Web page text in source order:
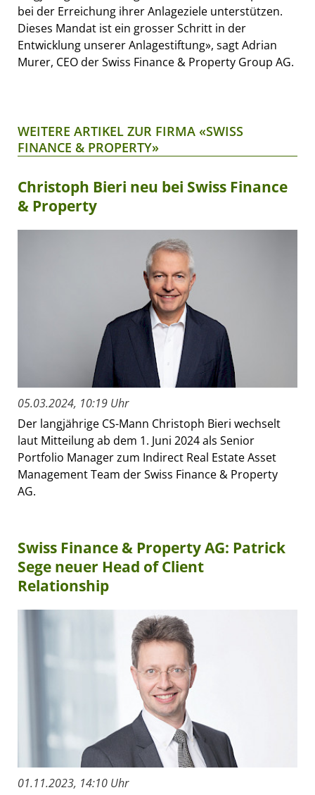
bei der Erreichung ihrer Anlageziele unterstützen.
Dieses Mandat ist ein grosser Schritt in der
Entwicklung unserer Anlagestiftung», sagt Adrian
Murer, CEO der Swiss Finance & Property Group AG.
WEITERE ARTIKEL ZUR FIRMA «SWISS
FINANCE & PROPERTY»
Christoph Bieri neu bei Swiss Finance
& Property
05.03.2024, 10:19 Uhr
Der langjährige CS-Mann Christoph Bieri wechselt
laut Mitteilung ab dem 1. Juni 2024 als Senior
Portfolio Manager zum Indirect Real Estate Asset
Management Team der Swiss Finance & Property
AG.
Swiss Finance & Property AG: Patrick
Sege neuer Head of Client
Relationship
01.11.2023, 14:10 Uhr